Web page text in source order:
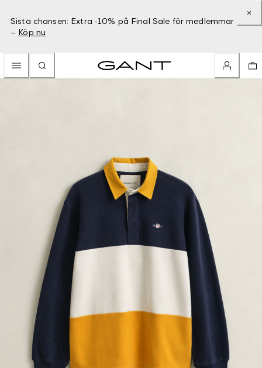
Sista chansen: Extra -10% på Final Sale för medlemmar
– Köp nu